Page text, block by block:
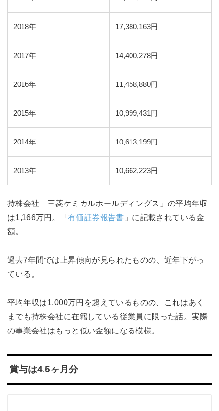
2018年 17,380,163円
2017年 14,400,278円
2016年 11,458,880円
2015年 10,999,431円
2014年 10,613,199円
2013年 10,662,223円
持株会社「三菱ケミカルホールディングス」の平均年収
は1,166万円。「有価証券報告書 」に記載されている金
額。
過去7年間では上昇傾向が見られたものの、近年下がっ
ている。
平均年収は1,000万円を超えているものの、これはあく
までも持株会社に在籍している従業員に限った話。実際
の事業会社はもっと低い金額になる模様。
賞与は4.5ヶ月分